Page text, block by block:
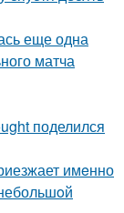
еще одна
матча
поделился
имeнно